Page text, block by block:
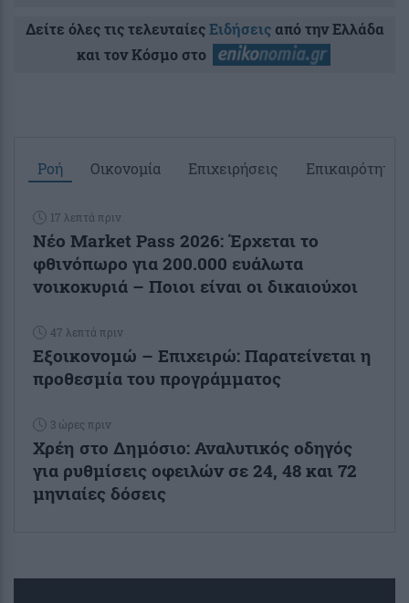
Δείτε όλες τις τελευταίεςΕιδήσειςαπό την Ελλάδα
και τον Κόσμο στο
Ροή Οικονομία Επιχειρήσεις Επικαιρότητα
17 λεπτά πριν
Νέο Market Pass 2026: Έρχεται το
φθινόπωρο για 200.000 ευάλωτα
νοικοκυριά – Ποιοι είναι οι δικαιούχοι
47 λεπτά πριν
Εξοικονομώ – Επιχειρώ: Παρατείνεται η
προθεσμία του προγράμματος
3 ώρες πριν
Χρέη στο Δημόσιο: Αναλυτικός οδηγός
για ρυθμίσεις οφειλών σε 24, 48 και 72
μηνιαίες δόσεις